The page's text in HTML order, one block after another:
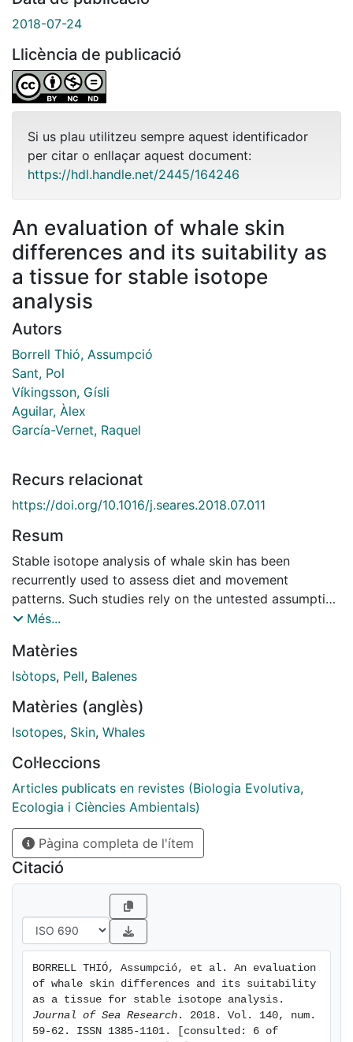
2018-07-24
Llicència de publicació
Si us plau utilitzeu sempre aquest identificador
per citar o enllaçar aquest document:
https://hdl.handle.net/2445/164246
An evaluation of whale skin
differences and its suitability as
a tissue for stable isotope
analysis
Autors
Borrell Thió, Assumpció
Sant, Pol
Víkingsson, Gísli
Aguilar, Àlex
García-Vernet, Raquel
Recurs relacionat
https://doi.org/10.1016/j.seares.2018.07.011
Resum
Stable isotope analysis of whale skin has been
recurrently used to assess diet and movement
patterns. Such studies rely on the untested assumption
that the stable isotope ratios in the small skin biopsies
skin. In balaenopterids, the ventral skin looks notably
different from that of the dorsal region, which is
differences in isotopic ratios throughout the skin, we
collected and analysed samples from dorsal and
physalus). No significant differences were found
between these two skin positions, which might
suggest that whale skin is likely a homogeneous
tissue. Thus, the isotopic ratios determined at a
specific point may be representative of the whole skin
in whales.
Més...
Matèries
Isòtops, Pell, Balenes
Matèries (anglès)
Isotopes, Skin, Whales
Col·leccions
Articles publicats en revistes (Biologia Evolutiva,
Ecologia i Ciències Ambientals)
Pàgina completa de l'ítem
Citació
BORRELL THIÓ, Assumpció, et al. An evaluation
of whale skin differences and its suitability
Journal of Sea Research . 2018. Vol. 140, num.
59-62. ISSN 1385-1101. [consulted: 6 of